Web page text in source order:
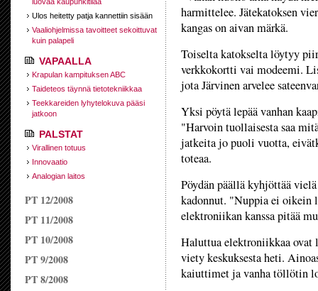
Ulos heitetty patja kannettiin sisään
Vaaliohjelmissa tavoitteet sekoittuvat
kuin palapeli
VAPAALLA
Krapulan kampituksen ABC
Taideteos täynnä tietotekniikkaa
Teekkareiden lyhytelokuva pääsi
jatkoon
PALSTAT
Virallinen totuus
Innovaatio
Analogian laitos
PT 12/2008
PT 11/2008
PT 10/2008
PT 9/2008
PT 8/2008
harmittelee. Jätekatoksen
kangas on aivan märkä.
Toiselta katokselta löytyy
verkkokortti vai modeemi.
jota Järvinen arvelee
Yksi pöytä lepää vanhan
"Harvoin tuollaisesta saa
jatkeita jo puoli vuotta,
toteaa.
Pöydän päällä kyhjöttää
kadonnut. "Nuppia ei oikein
elektroniikan kanssa pitää
Haluttua elektroniikkaa ovat
viety keskuksesta heti.
kaiuttimet ja vanha töllötin